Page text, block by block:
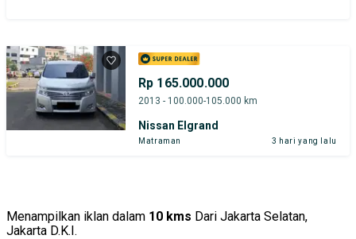
Rp 165.000.000
2013 - 100.000-105.000 km
Nissan Elgrand
Matraman 3 hari yang lalu
Menampilkan iklan dalam 10 kms Dari Jakarta Selatan,
Jakarta D.K.I.